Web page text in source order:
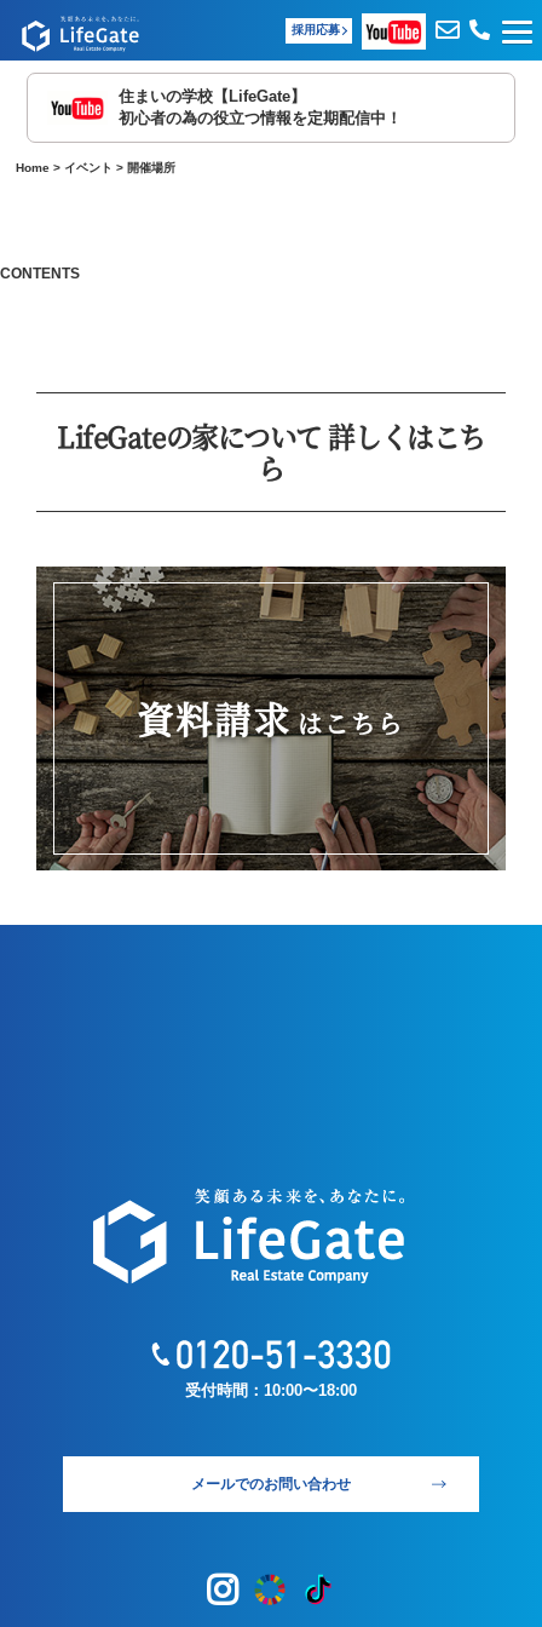
採用応募
住まいの学校【LifeGate】
初心者の為の役立つ情報を定期配信中！
Home > イベント > 開催場所
CONTENTS
LifeGateの家について 詳しくはこち
ら
資料請求はこちら
メールでのお問い合わせ
受付時間：10:00〜18:00